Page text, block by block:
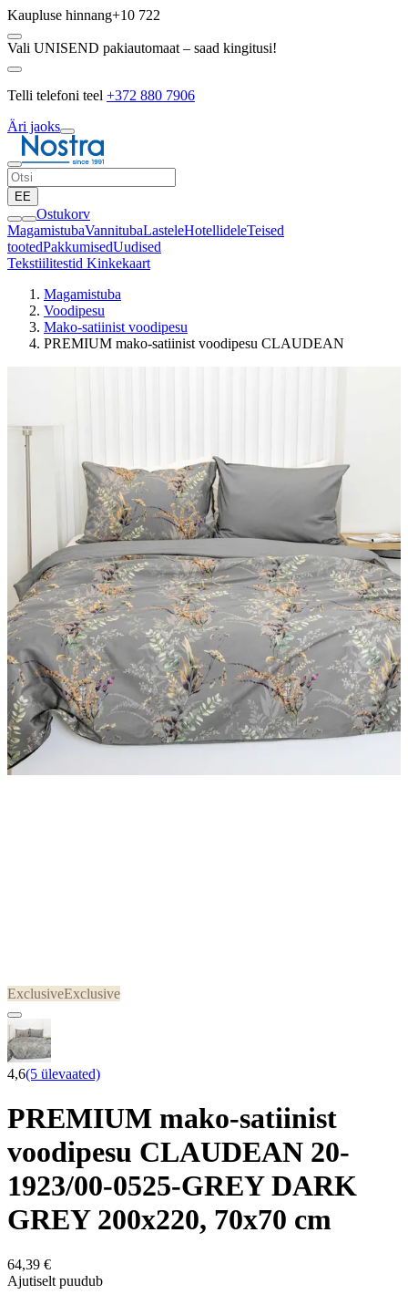
Kaupluse hinnang+10 722
Vali UNISEND pakiautomaat – saad kingitusi!
Telli telefoni teel +372 880 7906
Äri jaoks
EE
Ostukorv
MagamistubaVannitubaLasteleHotellideleTeised
tootedPakkumisedUudised
Tekstiilitestid Kinkekaart
Magamistuba
Voodipesu
Mako-satiinist voodipesu
PREMIUM mako-satiinist voodipesu CLAUDEAN
ExclusiveExclusive
4,6(5 ülevaated)
PREMIUM mako-satiinist
voodipesu CLAUDEAN 20-
1923/00-0525-GREY DARK
GREY 200x220, 70x70 cm
64,39 €
Ajutiselt puudub